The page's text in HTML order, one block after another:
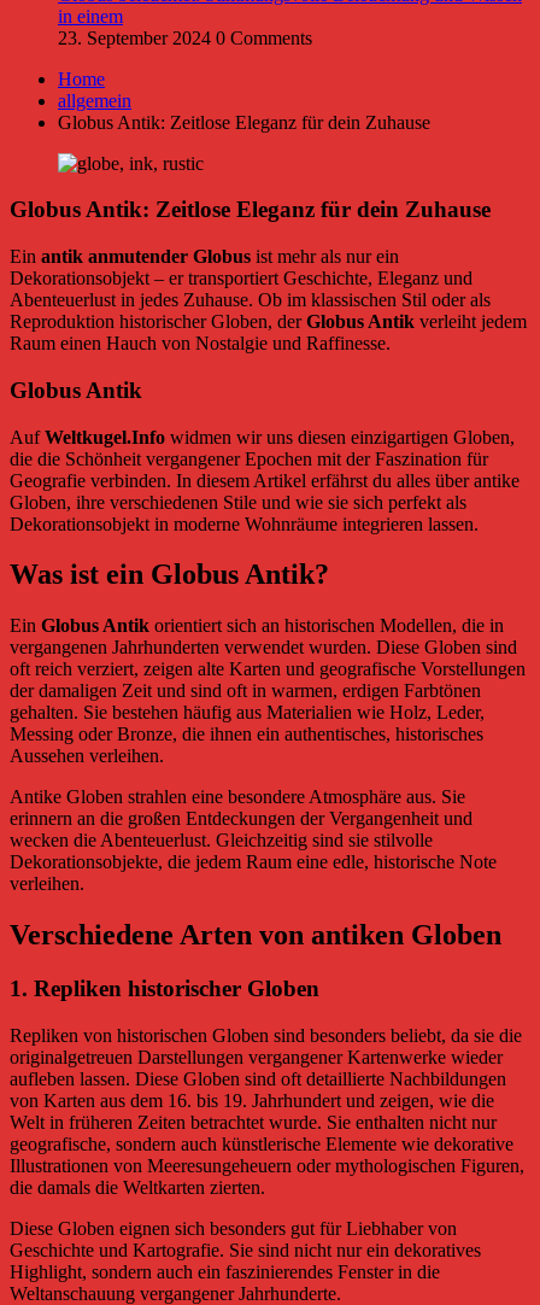
in einem
23. September 2024 0 Comments
Home
allgemein
Globus Antik: Zeitlose Eleganz für dein Zuhause
Globus Antik: Zeitlose Eleganz für dein Zuhause
Ein antik anmutender Globus ist mehr als nur ein
Dekorationsobjekt – er transportiert Geschichte, Eleganz und
Abenteuerlust in jedes Zuhause. Ob im klassischen Stil oder als
Reproduktion historischer Globen, derGlobus Antik verleiht jedem
Raum einen Hauch von Nostalgie und Raffinesse.
Globus Antik
AufWeltkugel.Info widmen wir uns diesen einzigartigen Globen,
die die Schönheit vergangener Epochen mit der Faszination für
Geografie verbinden. In diesem Artikel erfährst du alles über antike
Globen, ihre verschiedenen Stile und wie sie sich perfekt als
Dekorationsobjekt in moderne Wohnräume integrieren lassen.
Was ist ein Globus Antik?
Ein Globus Antik orientiert sich an historischen Modellen, die in
vergangenen Jahrhunderten verwendet wurden. Diese Globen sind
oft reich verziert, zeigen alte Karten und geografische Vorstellungen
der damaligen Zeit und sind oft in warmen, erdigen Farbtönen
gehalten. Sie bestehen häufig aus Materialien wie Holz, Leder,
Messing oder Bronze, die ihnen ein authentisches, historisches
Aussehen verleihen.
Antike Globen strahlen eine besondere Atmosphäre aus. Sie
erinnern an die großen Entdeckungen der Vergangenheit und
wecken die Abenteuerlust. Gleichzeitig sind sie stilvolle
Dekorationsobjekte, die jedem Raum eine edle, historische Note
verleihen.
Verschiedene Arten von antiken Globen
1. Repliken historischer Globen
Repliken von historischen Globen sind besonders beliebt, da sie die
originalgetreuen Darstellungen vergangener Kartenwerke wieder
aufleben lassen. Diese Globen sind oft detaillierte Nachbildungen
von Karten aus dem 16. bis 19. Jahrhundert und zeigen, wie die
Welt in früheren Zeiten betrachtet wurde. Sie enthalten nicht nur
geografische, sondern auch künstlerische Elemente wie dekorative
Illustrationen von Meeresungeheuern oder mythologischen Figuren,
die damals die Weltkarten zierten.
Diese Globen eignen sich besonders gut für Liebhaber von
Geschichte und Kartografie. Sie sind nicht nur ein dekoratives
Highlight, sondern auch ein faszinierendes Fenster in die
Weltanschauung vergangener Jahrhunderte.